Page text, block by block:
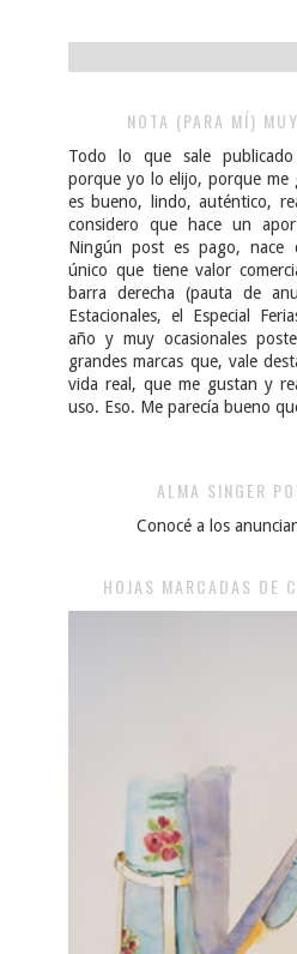
NOTA (PARA MÍ)
Todo lo que sale
porque yo lo elijo, porque me
es bueno, lindo, auténtico,
considero que hace un
Ningún post es pago, nace
único que tiene valor
barra derecha (pauta de
Estacionales, el Especial
año y muy ocasionales
grandes marcas que, vale
vida real, que me gustan y
uso. Eso. Me parecía bueno
ALMA SINGER
Conocé a los
HOJAS MARCADAS DE